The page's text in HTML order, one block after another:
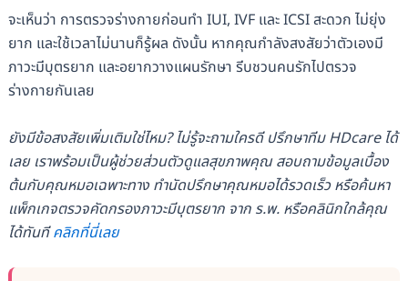
จะเห็นว่า การตรวจร่างกายก่อนทำ IUI, IVF และ ICSI สะดวก ไม่ยุ่ง
ยาก และใช้เวลาไม่นานก็รู้ผล ดังนั้น หากคุณกำลังสงสัยว่าตัวเองมี
ภาวะมีบุตรยาก และอยากวางแผนรักษา รีบชวนคนรักไปตรวจ
ร่างกายกันเลย
ยังมีข้อสงสัยเพิ่มเติมใช่ไหม? ไม่รู้จะถามใครดี ปรึกษาทีม HDcare ได้
เลย เราพร้อมเป็นผู้ช่วยส่วนตัวดูแลสุขภาพคุณ สอบถามข้อมูลเบื้อง
ต้นกับคุณหมอเฉพาะทาง ทำนัดปรึกษาคุณหมอได้รวดเร็ว หรือค้นหา
แพ็กเกจตรวจคัดกรองภาวะมีบุตรยาก จาก ร.พ. หรือคลินิกใกล้คุณ
ได้ทันทีคลิกที่นี่เลย